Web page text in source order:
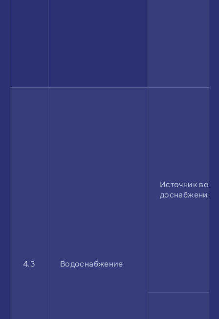
4.3 Водоснабжение
Источник во­
доснабжения